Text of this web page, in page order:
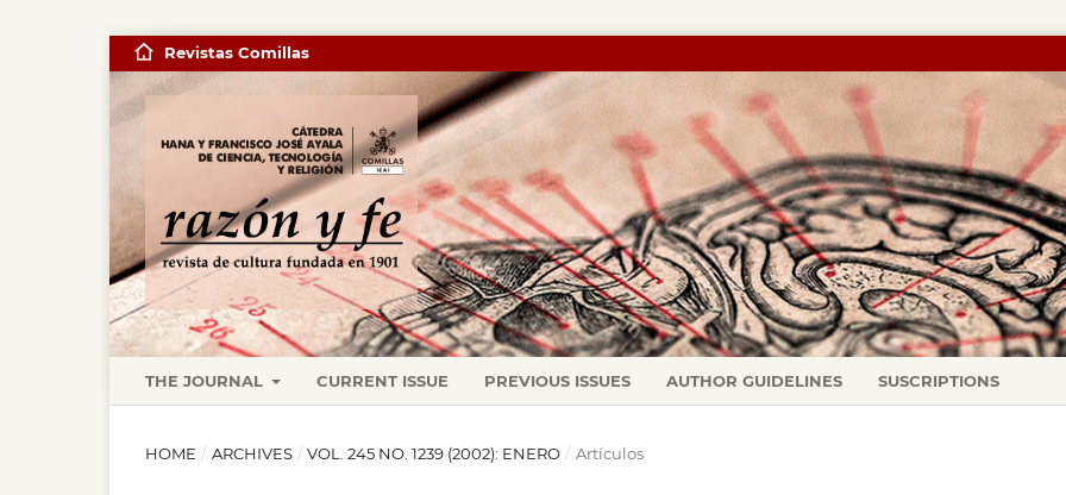
THE JOURNAL CURRENT ISSUE PREVIOUS ISSUES AUTHOR GUIDELINES SUSCRIPTIONS
Revistas Comillas
HOME / ARCHIVES / VOL. 245 NO. 1239 (2002): ENERO / Artículos